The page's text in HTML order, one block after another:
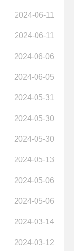
2024-06-11
2024-06-11
2024-06-06
2024-06-05
2024-05-31
2024-05-30
2024-05-30
2024-05-13
2024-05-06
2024-05-06
2024-03-14
2024-03-12